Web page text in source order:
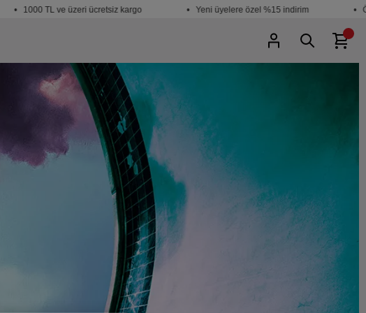
• 1000 TL ve üzeri ücretsiz kargo • Yeni üyelere özel %15 indirim •